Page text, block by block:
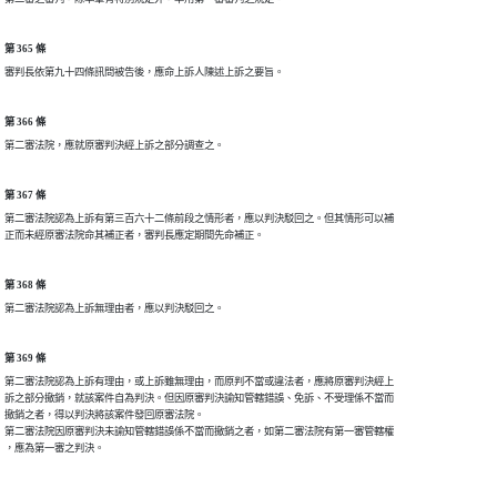
第 365 條
第 366 條
第 367 條
第二審法院認為上訴有第三百六十二條前段之情形者，應以判決駁回之。但其情形可以補
第 368 條
第 369 條
第二審法院認為上訴有理由，或上訴雖無理由，而原判不當或違法者，應將原審判決經上
訴之部分撤銷，就該案件自為判決。但因原審判決諭知管轄錯誤、免訴、不受理係不當而
撤銷之者，得以判決將該案件發回原審法院。
第二審法院因原審判決未諭知管轄錯誤係不當而撤銷之者，如第二審法院有第一審管轄權